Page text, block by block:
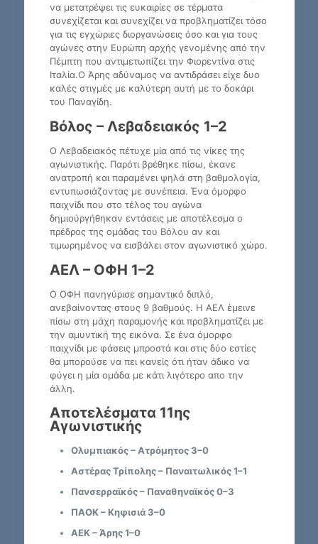
να μετατρέψει τις ευκαιρίες σε τέρματα
συνεχίζεται και συνεχίζει να προβληματίζει τόσο
για τις εγχώριες διοργανώσεις όσο και για τους
αγώνες στην Ευρώπη αρχής γενομένης από την
Πέμπτη που αντιμετωπίζει την Φιορεντίνα στις
Ιταλία.Ο Άρης αδύναμος να αντιδράσει είχε δυο
καλές στιγμές με καλύτερη αυτή με το δοκάρι
του Παναγίδη.
Βόλος – Λεβαδειακός 1–2
Ο Λεβαδειακός πέτυχε μία από τις νίκες της
αγωνιστικής. Παρότι βρέθηκε πίσω, έκανε
ανατροπή και παραμένει ψηλά στη βαθμολογία,
εντυπωσιάζοντας με συνέπεια. Ένα όμορφο
παιχνίδι που στο τέλος του αγώνα
δημιούργήθηκαν εντάσεις με αποτέλεσμα ο
πρέδρος της ομάδας του Βόλου αν και
τιμωρημένος να εισβάλει στον αγωνιστικό χώρο.
ΑΕΛ – ΟΦΗ 1–2
Ο ΟΦΗ πανηγύρισε σημαντικό διπλό,
ανεβαίνοντας στους 9 βαθμούς. Η ΑΕΛ έμεινε
πίσω στη μάχη παραμονής και προβληματίζει με
την αμυντική της εικόνα. Σε ένα όμορφο
παιχνίδι με φάσεις μπροστά και στις δύο εστίες
θα μπορούσε να πει κανείς ότι ήταν άδικο να
φύγει η μία ομάδα με κάτι λιγότερο απο την
άλλη.
Αποτελέσματα 11ης
Αγωνιστικής
Ολυμπιακός – Ατρόμητος 3–0
Αστέρας Τρίπολης – Παναιτωλικός 1–1
Πανσερραϊκός – Παναθηναϊκός 0–3
ΠΑΟΚ – Κηφισιά 3–0
ΑΕΚ – Άρης 1–0